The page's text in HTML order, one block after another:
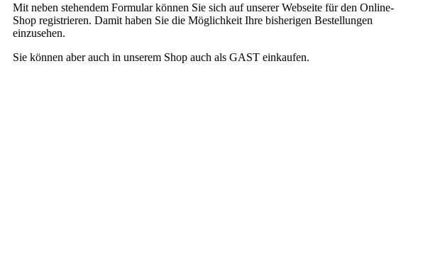
Mit neben stehendem Formular können Sie sich auf unserer Webseite für den Online-
Shop registrieren. Damit haben Sie die Möglichkeit Ihre bisherigen Bestellungen
einzusehen.
Sie können aber auch in unserem Shop auch als GAST einkaufen.